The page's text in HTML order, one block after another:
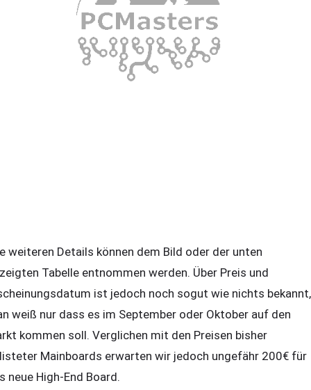
weiteren Details können dem Bild oder der unten
Tabelle entnommen werden. Über Preis und
ist jedoch noch sogut wie nichts bekannt,
weiß nur dass es im September oder Oktober auf den
kommen soll. Verglichen mit den Preisen bisher
Mainboards erwarten wir jedoch ungefähr 200€ für
neue High-End Board.